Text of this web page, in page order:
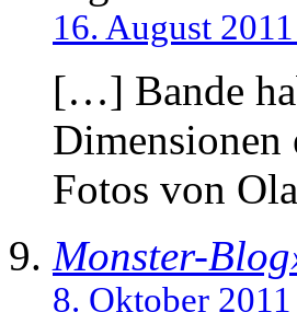
16. August
[…] Bande
Fotos von
Monster-
8. Oktober